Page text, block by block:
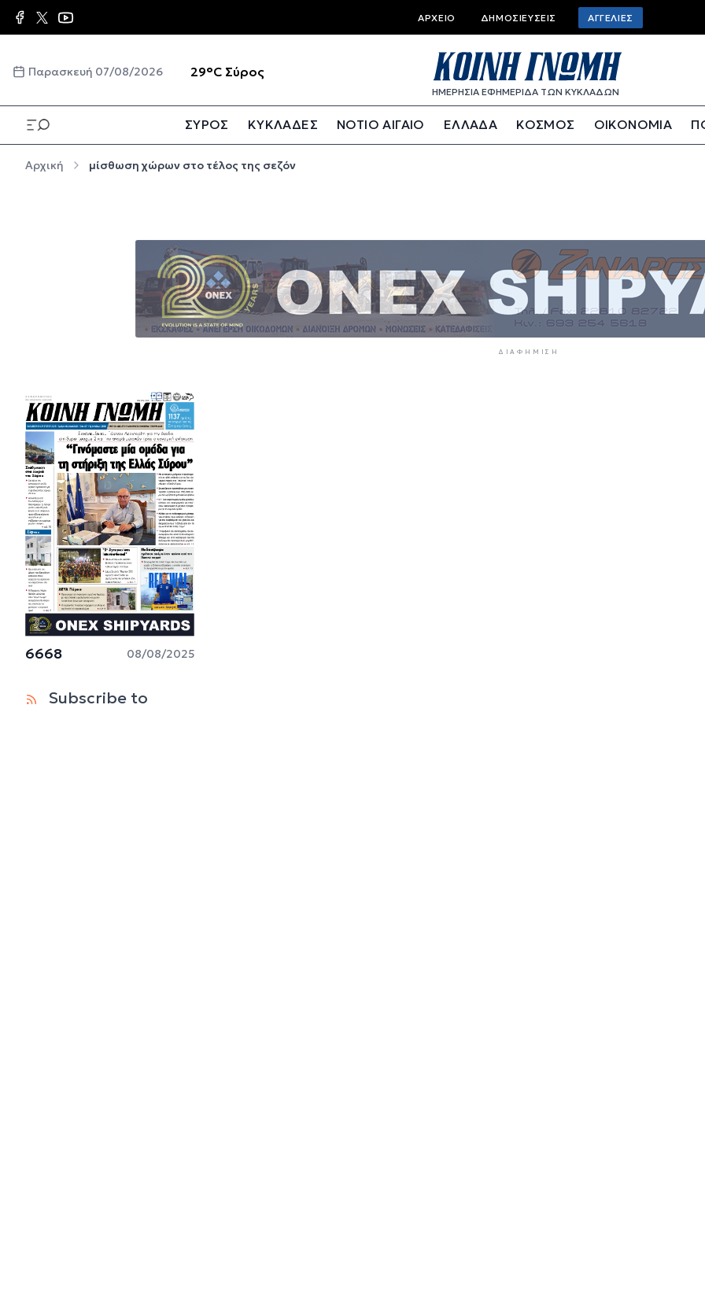
Παράκαμψη προς το κυρίως περιεχόμενο Top bar menu
ΑΡΧΕΊΟ ΔΗΜΟΣΙΕΎΣΕΙΣ ΑΓΓΕΛΊΕΣ
Παρασκευή 07/08/2026 29°C Σύρος
ΗΜΕΡΗΣΙΑ ΕΦΗΜΕΡΙΔΑ ΤΩΝ ΚΥΚΛΑΔΩΝ
ΣΥΡΟΣ ΚΥΚΛΑΔΕΣ ΝΟΤΙΟ ΑΙΓΑΙΟ ΕΛΛΑΔΑ ΚΟΣΜΟΣ ΟΙΚΟΝΟΜΙΑ
Αρχική μίσθωση χώρων στο τέλος της σεζόν
ΔΙΑΦΉΜΙΣΗ
6668 08/08/2025
Subscribe to